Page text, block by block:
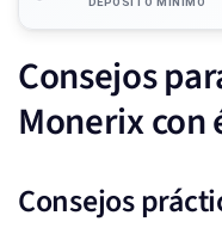
Consejos
Monerix con
Consejos